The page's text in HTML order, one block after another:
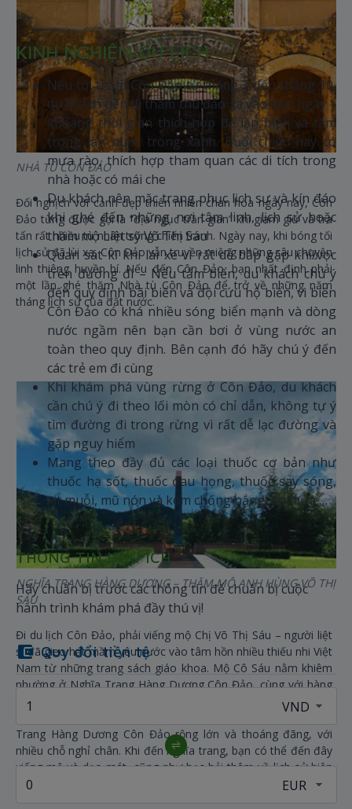
NHÀ TÙ CÔN ĐẢO
Đối nghịch với cảnh đẹp thiên nhiên chan hòa ngày nay, Côn
Đảo từng được gọi là “địa ngục trần gian” khi giam giữ và tra
tấn rất nhiều tù nhân trong chiến tranh. Ngày nay, khi bóng tối
lịch sử đã lùi xa, Côn Đảo vẫn truyền miệng những câu chuyện
linh thiêng huyền bí. Nếu đến Côn Đảo, bạn nhất định phải
một lần ghé thăm Nhà tù Côn Đảo để trở về những năm
tháng lịch sử của đất nước.
NGHĨA TRANG HÀNG DƯƠNG – THĂM MỘ ANH HÙNG VÕ THỊ
SÁU
Đi du lịch Côn Đảo, phải viếng mộ Chị Võ Thị Sáu – người liệt
sĩ đã gieo hạt mầm yêu nước vào tâm hồn nhiều thiếu nhi Việt
Nam từ những trang sách giáo khoa. Mộ Cô Sáu nằm khiêm
nhường ở Nghĩa Trang Hàng Dương Côn Đảo, cùng với hàng
nghìn nhân sĩ và người dân yêu nước khác đã hi sinh từ năm
Trang Hàng Dương Côn Đảo rộng lớn và thoáng đãng, với
nhiều chỗ nghỉ chân. Khi đến nghĩa trang, bạn có thể đến đây
viếng mộ và dạo mát, cũng như học hỏi thêm về lịch sử hiên
ngang của nhưng người anh hùng áo vải.
KINH NGHIỆM DU LỊCH
Nếu tới thăm Côn Đảo từ tháng 3 đến tháng 10,
du khách nên đi thăm thú đảo xa vào ban ngày –
khoảng thời gian thích hợp để lặn biển và tắm
trong làn nước trong xanh. Buổi chiều hay có
mưa rào, thích hợp tham quan các di tích trong
nhà hoặc có mái che
Du khách nên mặc trang phục lịch sự và kín đáo
khi ghé đến những nơi tâm linh, lịch sử hoặc
thăm mộ Liệt sỹ Võ Thị Sáu
Quan sát kĩ khi lái xe vì rất dễ bắp gặp khỉ/vọc
trên đường đi – Nếu tắm biển, du khách chú ý
đến quy định bãi biển và đội cứu hộ biển, vì biển
Côn Đảo có khá nhiều sóng biển mạnh và dòng
nước ngầm nên bạn cần bơi ở vùng nước an
toàn theo quy định. Bên cạnh đó hãy chú ý đến
các trẻ em đi cùng
Khi khám phá vùng rừng ở Côn Đảo, du khách
cần chú ý đi theo lối mòn có chỉ dẫn, không tự ý
tìm đường đi trong rừng vì rất dễ lạc đường và
gặp nguy hiểm
Mang theo đầy đủ các loại thuốc cơ bản như
thuốc hạ sốt, thuốc đau họng, thuốc say sóng,
xịt muỗi, mũ nón và kem chống nắng, áo mưa,…
THÔNG TIN HỮU ÍCH
Hãy chuẩn bị trước các thông tin để chuẩn bị cuộc
hành trình khám phá đầy thú vị!
Quy đổi tiền tệ